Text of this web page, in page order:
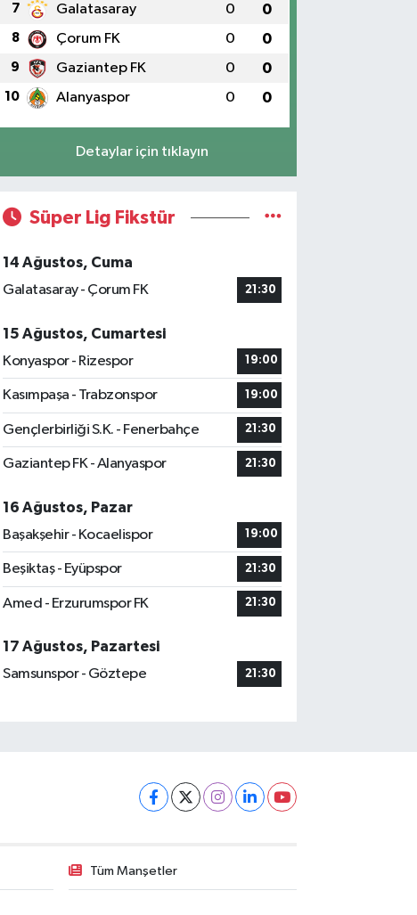
7 Galatasaray 0 0
8 Çorum FK 0 0
9 Gaziantep FK 0 0
10 Alanyaspor 0 0
Detaylar için tıklayın
Süper Lig Fikstür
14 Ağustos, Cuma
Galatasaray - Çorum FK
21:30
15 Ağustos, Cumartesi
Konyaspor - Rizespor
19:00
Kasımpaşa - Trabzonspor 19:00
Gençlerbirliği S.K. - Fenerbahçe 21:30
Gaziantep FK - Alanyaspor 21:30
16 Ağustos, Pazar
Başakşehir - Kocaelispor
19:00
Beşiktaş - Eyüpspor 21:30
Amed - Erzurumspor FK 21:30
17 Ağustos, Pazartesi
Samsunspor - Göztepe
21:30
Tüm Manşetler